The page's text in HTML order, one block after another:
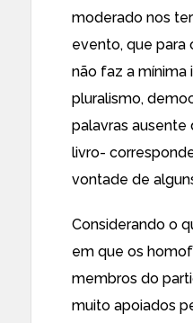
moderado nos
evento, que para
não faz a mínima
pluralismo,
palavras ausente
livro-
vontade de
Considerando o
em que os
membros do
muito apoiados